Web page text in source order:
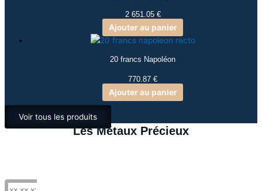
2 651.05 €
Ajouter au panier
20 francs Napoléon
770.87 €
Ajouter au panier
Voir tous les produits
Les Métaux Précieux